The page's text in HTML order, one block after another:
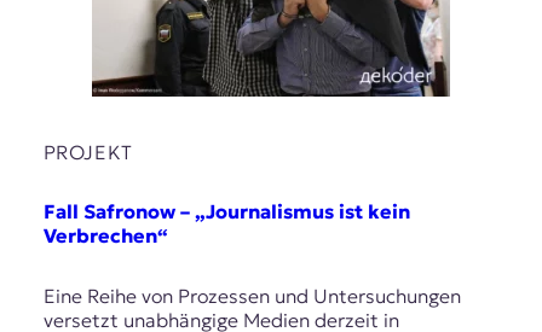
PROJEKT
Fall Safronow – „Journalismus ist kein
Verbrechen“
Eine Reihe von Prozessen und Untersuchungen
versetzt unabhängige Medien derzeit in